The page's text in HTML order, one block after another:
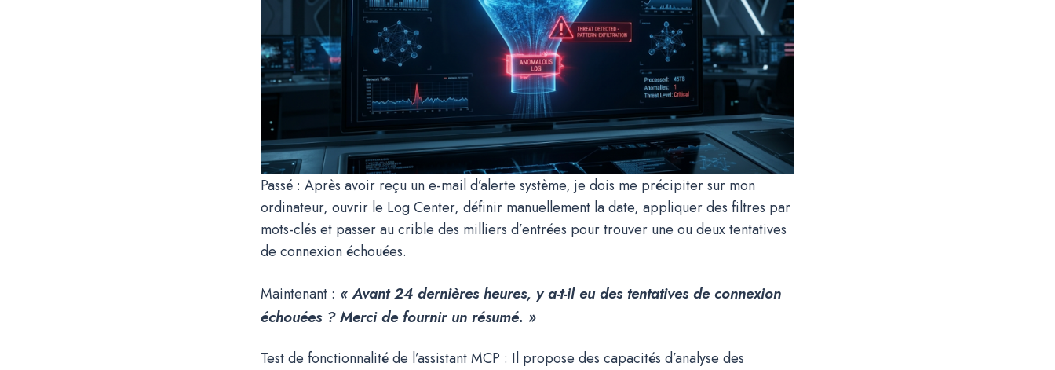
Passé : Après avoir reçu un e-mail d’alerte système, je dois me précipiter sur mon
ordinateur, ouvrir le Log Center, définir manuellement la date, appliquer des filtres par
mots-clés et passer au crible des milliers d’entrées pour trouver une ou deux tentatives
de connexion échouées.
Maintenant : « Avant24 dernières heures, y a-t-il eu des tentatives de connexion
échouées ? Merci de fournir un résumé. »
Test de fonctionnalité de l’assistant MCP : Il propose des capacités d’analyse des